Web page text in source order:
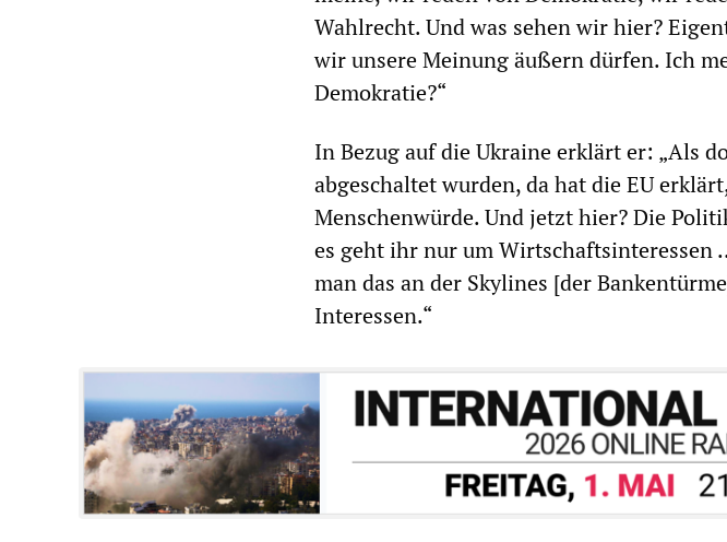
Wahlrecht. Und was sehen wir hier?
wir unsere Meinung äußern dürfen. Ich
Demokratie?“
In Bezug auf die Ukraine erklärt er: „Als
abgeschaltet wurden, da hat die EU
Menschenwürde. Und jetzt hier? Die
es geht ihr nur um
man das an der Skylines [der
Interessen.“